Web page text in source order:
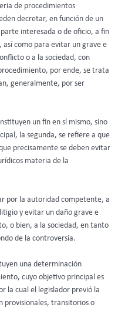
de procedimientos
decretar, en función de un
interesada o de oficio, a fin
como para evitar un grave e
o a la sociedad, con
por ende, se trata
generalmente, por ser
un fin en sí mismo, sino
la segunda, se refiere a que
precisamente se deben evitar
materia de la
por la autoridad competente, a
y evitar un daño grave e
o bien, a la sociedad, en tanto
de la controversia.
una determinación
cuyo objetivo principal es
la cual el legislador previó la
provisionales, transitorios o